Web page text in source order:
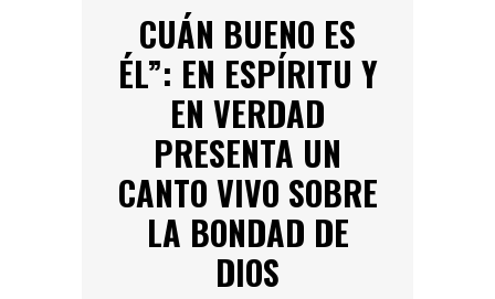
CUÁN BUENO ES
ÉL”: EN ESPÍRITU Y
EN VERDAD
PRESENTA UN
CANTO VIVO SOBRE
LA BONDAD DE
DIOS